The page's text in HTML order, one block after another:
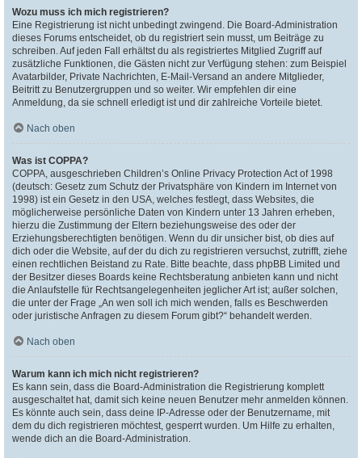
Wozu muss ich mich registrieren?
Eine Registrierung ist nicht unbedingt zwingend. Die Board-Administration
dieses Forums entscheidet, ob du registriert sein musst, um Beiträge zu
schreiben. Auf jeden Fall erhältst du als registriertes Mitglied Zugriff auf
zusätzliche Funktionen, die Gästen nicht zur Verfügung stehen: zum Beispiel
Avatarbilder, Private Nachrichten, E-Mail-Versand an andere Mitglieder,
Beitritt zu Benutzergruppen und so weiter. Wir empfehlen dir eine
Anmeldung, da sie schnell erledigt ist und dir zahlreiche Vorteile bietet.
Nach oben
Was ist COPPA?
COPPA, ausgeschrieben Children’s Online Privacy Protection Act of 1998
(deutsch: Gesetz zum Schutz der Privatsphäre von Kindern im Internet von
1998) ist ein Gesetz in den USA, welches festlegt, dass Websites, die
möglicherweise persönliche Daten von Kindern unter 13 Jahren erheben,
hierzu die Zustimmung der Eltern beziehungsweise des oder der
Erziehungsberechtigten benötigen. Wenn du dir unsicher bist, ob dies auf
dich oder die Website, auf der du dich zu registrieren versuchst, zutrifft, ziehe
einen rechtlichen Beistand zu Rate. Bitte beachte, dass phpBB Limited und
der Besitzer dieses Boards keine Rechtsberatung anbieten kann und nicht
die Anlaufstelle für Rechtsangelegenheiten jeglicher Art ist; außer solchen,
die unter der Frage „An wen soll ich mich wenden, falls es Beschwerden
oder juristische Anfragen zu diesem Forum gibt?“ behandelt werden.
Nach oben
Warum kann ich mich nicht registrieren?
Es kann sein, dass die Board-Administration die Registrierung komplett
ausgeschaltet hat, damit sich keine neuen Benutzer mehr anmelden können.
Es könnte auch sein, dass deine IP-Adresse oder der Benutzername, mit
dem du dich registrieren möchtest, gesperrt wurden. Um Hilfe zu erhalten,
wende dich an die Board-Administration.